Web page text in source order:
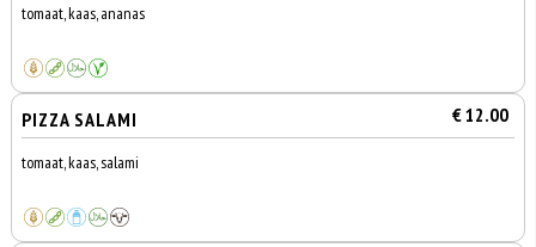
tomaat, kaas, ananas
PIZZA SALAMI € 12.00
tomaat, kaas, salami